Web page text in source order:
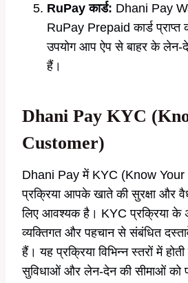
RuPay कार्ड: Dhani Pay
RuPay Prepaid कार्ड
उपयोग आप ऐप से बाहर के
हैं।
Dhani Pay KYC
Customer)
Dhani Pay में KYC (Know
प्रक्रिया आपके खाते की सुरक्षा और
लिए आवश्यक है। KYC प्रक्रिया के
व्यक्तिगत और पहचान से संबंधित
हैं। यह प्रक्रिया विभिन्न स्तरों में
सुविधाओं और लेन-देन की सीमाओं को